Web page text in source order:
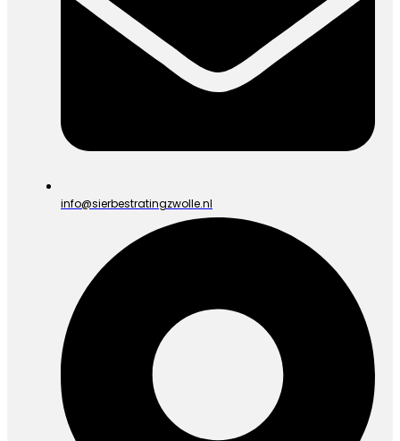
info@sierbestratingzwolle.nl